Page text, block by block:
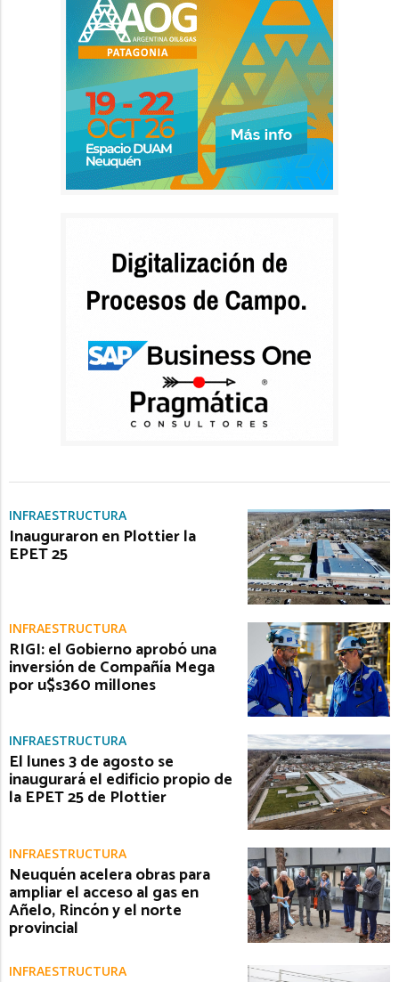
INFRAESTRUCTURA
Inauguraron en Plottier la
EPET 25
INFRAESTRUCTURA
RIGI: el Gobierno aprobó una
inversión de Compañía Mega
por u$s360 millones
INFRAESTRUCTURA
El lunes 3 de agosto se
inaugurará el edificio propio de
la EPET 25 de Plottier
INFRAESTRUCTURA
Neuquén acelera obras para
ampliar el acceso al gas en
Añelo, Rincón y el norte
provincial
INFRAESTRUCTURA